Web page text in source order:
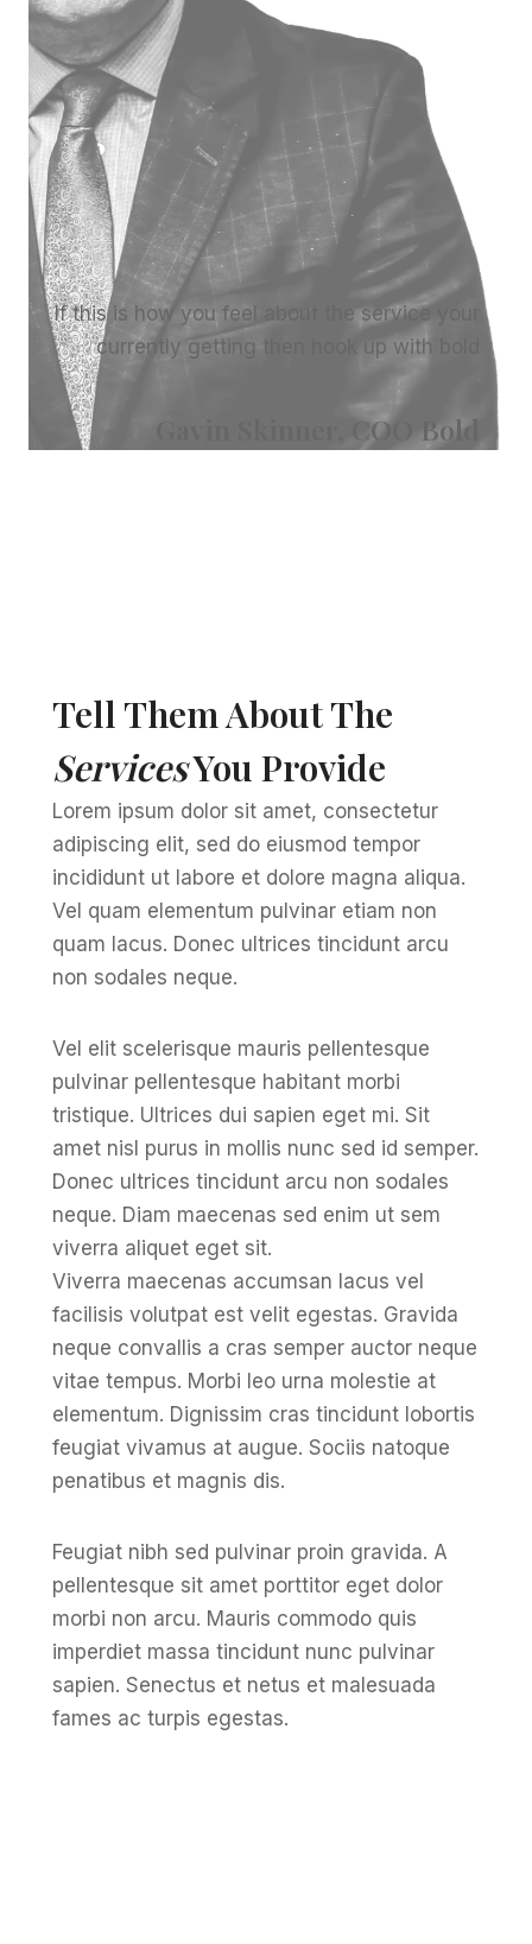
If this is how you feel about the service your
currently getting then hook up with bold
Gavin Skinner, COO Bold
Tell Them About The
ServicesYou Provide
Lorem ipsum dolor sit amet, consectetur
adipiscing elit, sed do eiusmod tempor
incididunt ut labore et dolore magna aliqua.
Vel quam elementum pulvinar etiam non
quam lacus. Donec ultrices tincidunt arcu
non sodales neque.
Vel elit scelerisque mauris pellentesque
pulvinar pellentesque habitant morbi
tristique. Ultrices dui sapien eget mi. Sit
amet nisl purus in mollis nunc sed id semper.
Donec ultrices tincidunt arcu non sodales
neque. Diam maecenas sed enim ut sem
viverra aliquet eget sit.
Viverra maecenas accumsan lacus vel
facilisis volutpat est velit egestas. Gravida
neque convallis a cras semper auctor neque
vitae tempus. Morbi leo urna molestie at
elementum. Dignissim cras tincidunt lobortis
feugiat vivamus at augue. Sociis natoque
penatibus et magnis dis.
Feugiat nibh sed pulvinar proin gravida. A
pellentesque sit amet porttitor eget dolor
morbi non arcu. Mauris commodo quis
imperdiet massa tincidunt nunc pulvinar
sapien. Senectus et netus et malesuada
fames ac turpis egestas.